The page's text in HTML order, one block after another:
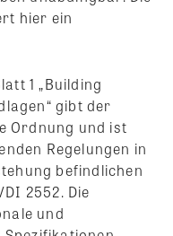
hier ein
1 „Building
gibt der
Ordnung und ist
Regelungen in
befindlichen
2552. Die
und